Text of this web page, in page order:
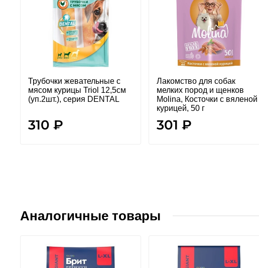
Трубочки жевательные с
мясом курицы Triol 12,5см
(уп.2шт.), серия DENTAL
310 ₽
Лакомство для собак
мелких пород и щенков
Molina, Косточки с вяленой
курицей, 50 г
301 ₽
Аналогичные товары